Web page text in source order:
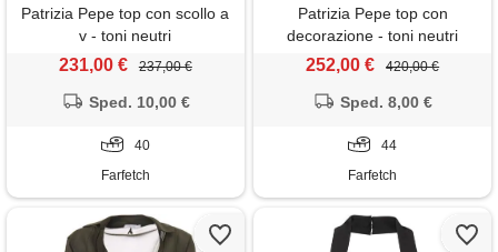
Patrizia Pepe top con scollo a
v - toni neutri
231,00 € 237,00 €
Sped. 10,00 €
40
Farfetch
Patrizia Pepe top con
decorazione - toni neutri
252,00 € 420,00 €
Sped. 8,00 €
44
Farfetch